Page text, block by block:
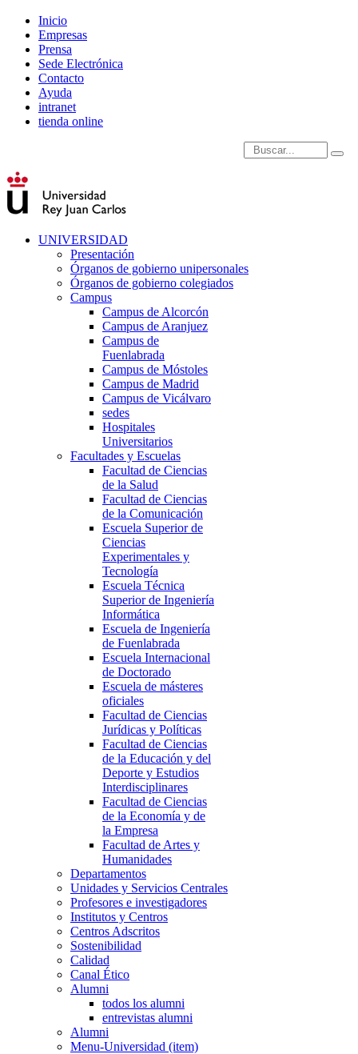
Inicio
Empresas
Prensa
Sede Electrónica
Contacto
Ayuda
intranet
tienda online
Introduce términos de
UNIVERSIDAD
Presentación
Órganos de gobierno unipersonales
Órganos de gobierno colegiados
Campus
Campus de Alcorcón
Campus de Aranjuez
Campus de
Fuenlabrada
Campus de Móstoles
Campus de Madrid
Campus de Vicálvaro
sedes
Hospitales
Universitarios
Facultades y Escuelas
Facultad de Ciencias
de la Salud
Facultad de Ciencias
de la Comunicación
Escuela Superior de
Ciencias
Experimentales y
Tecnología
Escuela Técnica
Superior de Ingeniería
Informática
Escuela de Ingeniería
de Fuenlabrada
Escuela Internacional
de Doctorado
Escuela de másteres
oficiales
Facultad de Ciencias
Jurídicas y Políticas
Facultad de Ciencias
de la Educación y del
Deporte y Estudios
Interdisciplinares
Facultad de Ciencias
de la Economía y de
la Empresa
Facultad de Artes y
Humanidades
Departamentos
Unidades y Servicios Centrales
Profesores e investigadores
Institutos y Centros
Centros Adscritos
Sostenibilidad
Calidad
Canal Ético
Alumni
todos los alumni
entrevistas alumni
Alumni
Menu-Universidad (item)